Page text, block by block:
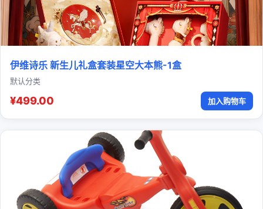
伊维诗乐 新生儿礼盒套装星空大本熊-1盒
默认分类
¥499.00 加入购物车